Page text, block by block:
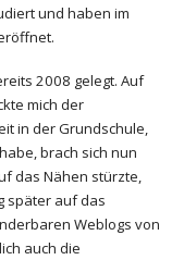
und haben im
2008 gelegt. Auf
mich der
in der Grundschule,
brach sich nun
das Nähen stürzte,
später auf das
Weblogs von
auch die